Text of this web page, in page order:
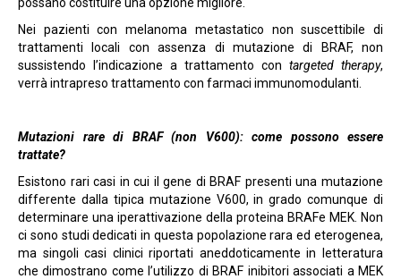
possano costituire una opzione migliore.
Nei pazienti con melanoma metastatico non suscettibile di
trattamenti locali con assenza di mutazione di BRAF, non
sussistendo l’indicazione a trattamento con targeted therapy,
verrà intrapreso trattamento con farmaci immunomodulanti.
Mutazioni rare di BRAF (non V600): come possono essere
trattate?
Esistono rari casi in cui il gene di BRAF presenti una mutazione
differente dalla tipica mutazione V600, in grado comunque di
determinare una iperattivazione della proteina BRAFe MEK. Non
ci sono studi dedicati in questa popolazione rara ed eterogenea,
ma singoli casi clinici riportati aneddoticamente in letteratura
che dimostrano come l’utilizzo di BRAF inibitori associati a MEK